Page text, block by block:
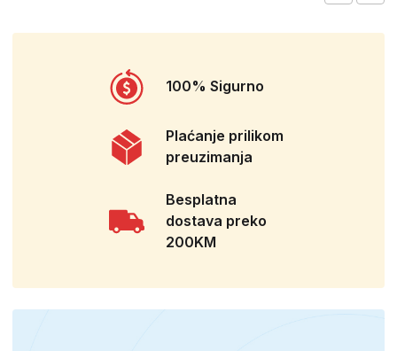
100% Sigurno
Plaćanje prilikom
preuzimanja
Besplatna
dostava preko
200KM